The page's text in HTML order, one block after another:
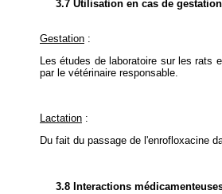
3.7 Utilisation en cas de
Gestation :
Les études de laboratoire sur les rats
par le vétérinaire responsable.
Lactation :
Du fait du passage de l'enrofloxacine
3.8 Interactions